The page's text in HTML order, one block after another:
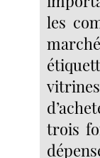
les
trois